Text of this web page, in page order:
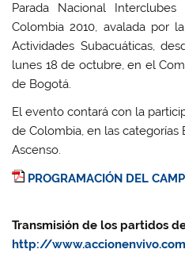
Parada Nacional
Colombia 2010, avalada por
Actividades Subacuáticas,
lunes 18 de octubre, en el
de Bogotá.
El evento contará con la
de Colombia, en las categorías
Ascenso.
PROGRAMACIÓN DEL
Transmisión de los partidos
http://www.accionenvivo.com